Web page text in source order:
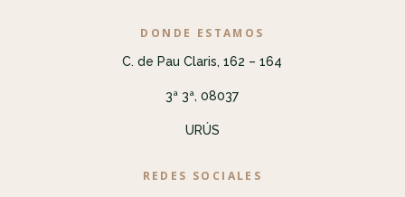
DONDE ESTAMOS
C. de Pau Claris, 162 – 164
3ª 3ª, 08037
URÚS
REDES SOCIALES